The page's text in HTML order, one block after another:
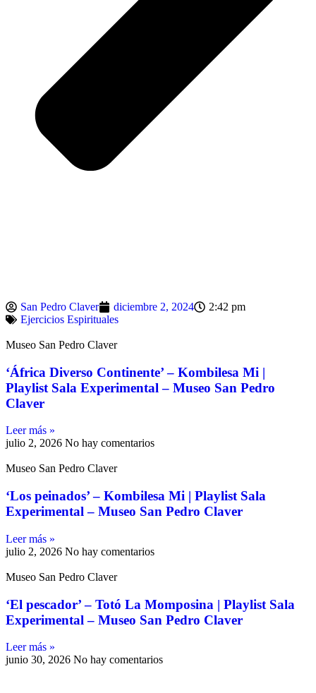
San Pedro Claver diciembre 2, 2024
2:42 pm
Ejercicios Espirituales
Museo San Pedro Claver
‘África Diverso Continente’ – Kombilesa Mi |
Playlist Sala Experimental – Museo San Pedro
Claver
Leer más »
julio 2, 2026 No hay comentarios
Museo San Pedro Claver
‘Los peinados’ – Kombilesa Mi | Playlist Sala
Experimental – Museo San Pedro Claver
Leer más »
julio 2, 2026 No hay comentarios
Museo San Pedro Claver
‘El pescador’ – Totó La Momposina | Playlist Sala
Experimental – Museo San Pedro Claver
Leer más »
junio 30, 2026 No hay comentarios